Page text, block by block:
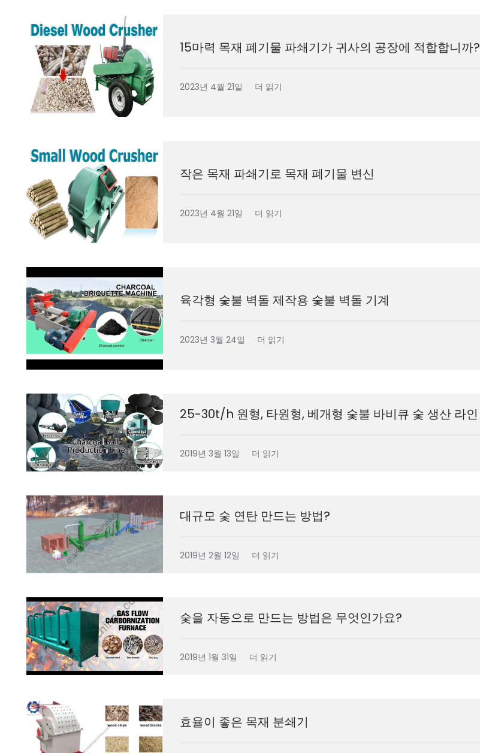
15마력 목재 폐기물 파쇄기가 귀사의 공장에 적합합니까?
2023년 4월 21일 더 읽기
작은 목재 파쇄기로 목재 폐기물 변신
2023년 4월 21일 더 읽기
육각형 숯불 벽돌 제작용 숯불 벽돌 기계
2023년 3월 24일 더 읽기
25-30t/h 원형, 타원형, 베개형 숯불 바비큐 숯 생산 라인
2019년 3월 13일 더 읽기
대규모 숯 연탄 만드는 방법?
2019년 2월 12일 더 읽기
숯을 자동으로 만드는 방법은 무엇인가요?
2019년 1월 31일 더 읽기
효율이 좋은 목재 분쇄기